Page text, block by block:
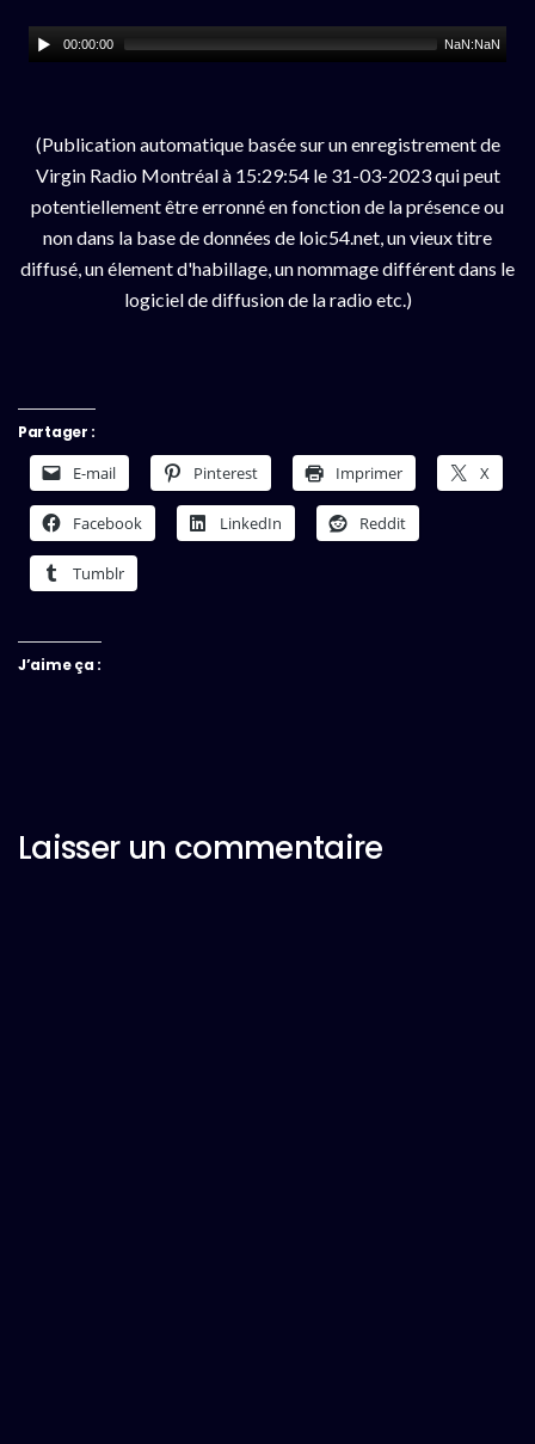
00:00:00 NaN:NaN
(Publication automatique basée sur un enregistrement de
Virgin Radio Montréal à 15:29:54 le 31-03-2023 qui peut
potentiellement être erronné en fonction de la présence ou
non dans la base de données de loic54.net, un vieux titre
diffusé, un élement d'habillage, un nommage différent dans le
logiciel de diffusion de la radio etc.)
Partager :
E-mail Pinterest Imprimer X
Facebook LinkedIn Reddit
Tumblr
J’aime ça :
Laisser un commentaire